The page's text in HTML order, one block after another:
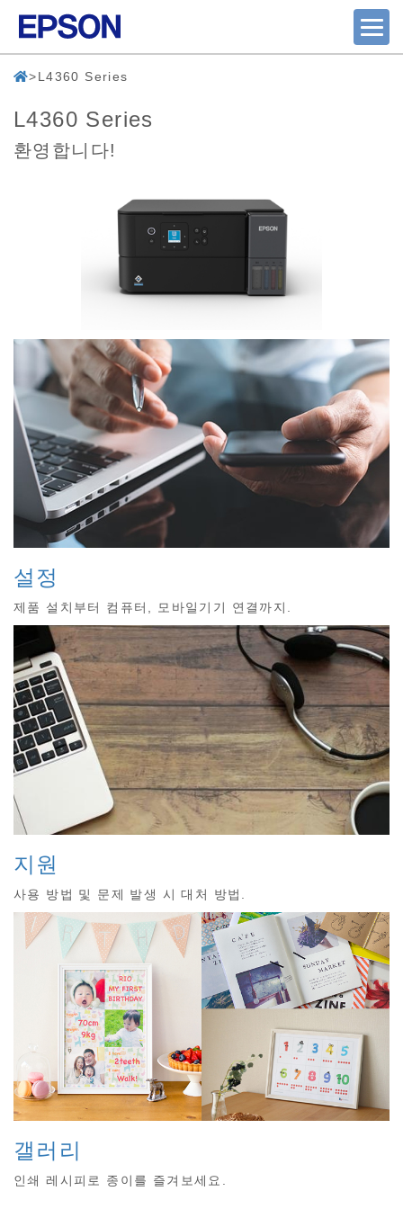
L4360 Series
L4360 Series
환영합니다!
설정
제품 설치부터 컴퓨터, 모바일기기 연결까지.
지원
사용 방법 및 문제 발생 시 대처 방법.
갤러리
인쇄 레시피로 종이를 즐겨보세요.